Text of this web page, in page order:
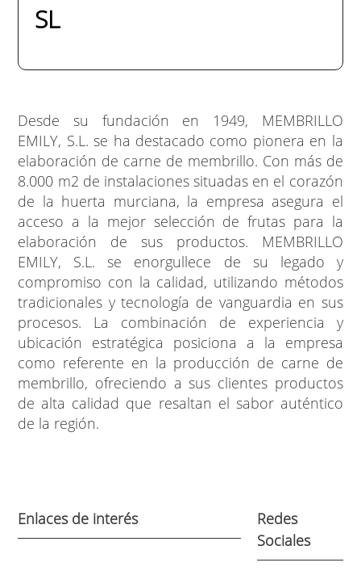
SL
Desde su fundación en 1949, MEMBRILLO
EMILY, S.L. se ha destacado como pionera en la
elaboración de carne de membrillo. Con más de
8.000 m2 de instalaciones situadas en el corazón
de la huerta murciana, la empresa asegura el
acceso a la mejor selección de frutas para la
elaboración de sus productos. MEMBRILLO
EMILY, S.L. se enorgullece de su legado y
compromiso con la calidad, utilizando métodos
tradicionales y tecnología de vanguardia en sus
procesos. La combinación de experiencia y
ubicación estratégica posiciona a la empresa
como referente en la producción de carne de
membrillo, ofreciendo a sus clientes productos
de alta calidad que resaltan el sabor auténtico
de la región.
Enlaces de interés
Redes
Sociales